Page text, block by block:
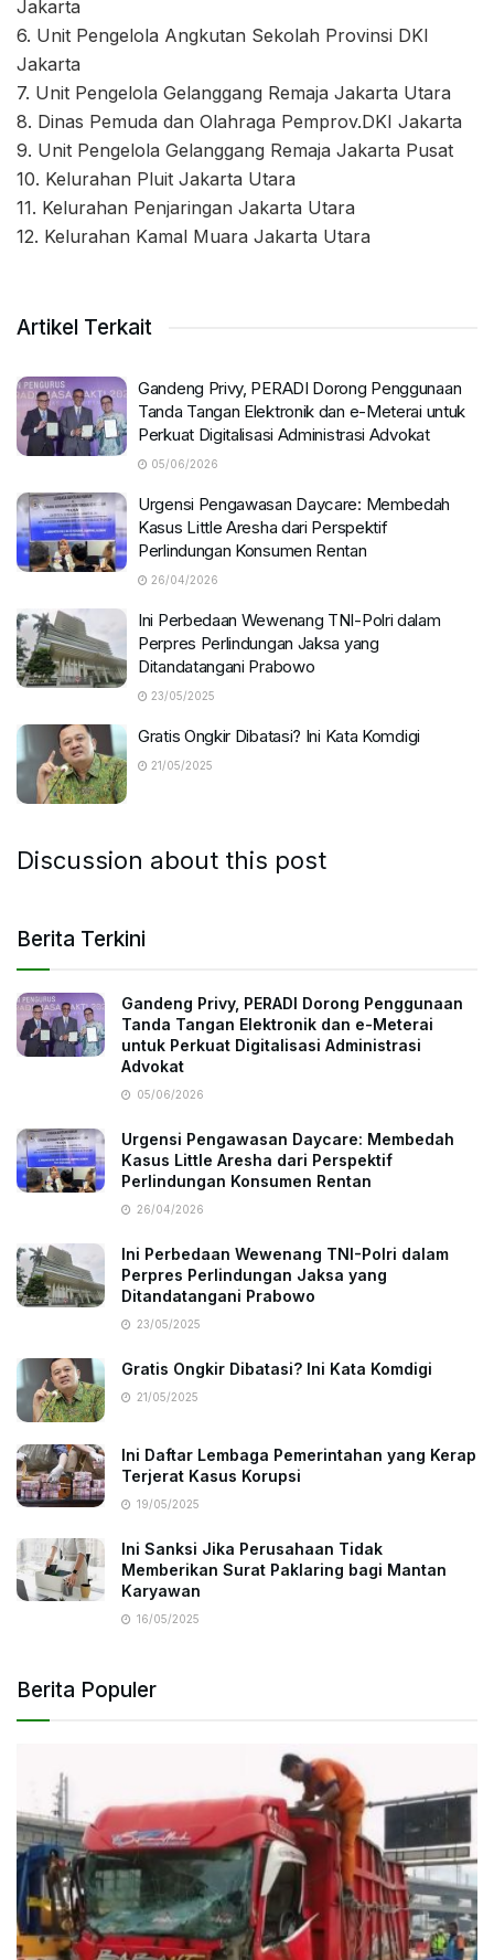
Jakarta
6.⁠ ⁠Unit Pengelola Angkutan Sekolah Provinsi DKI
Jakarta
7.⁠ ⁠Unit Pengelola Gelanggang Remaja Jakarta Utara
8.⁠ ⁠Dinas Pemuda dan Olahraga Pemprov.DKI Jakarta
9.⁠ ⁠Unit Pengelola Gelanggang Remaja Jakarta Pusat
10.⁠ ⁠Kelurahan Pluit Jakarta Utara
11.⁠ ⁠Kelurahan Penjaringan Jakarta Utara
12.⁠ ⁠Kelurahan Kamal Muara Jakarta Utara
Artikel Terkait
Gandeng Privy, PERADI Dorong Penggunaan
Tanda Tangan Elektronik dan e-Meterai untuk
Perkuat Digitalisasi Administrasi Advokat
05/06/2026
Urgensi Pengawasan Daycare: Membedah
Kasus Little Aresha dari Perspektif
Perlindungan Konsumen Rentan
26/04/2026
Ini Perbedaan Wewenang TNI-Polri dalam
Perpres Perlindungan Jaksa yang
Ditandatangani Prabowo
23/05/2025
Gratis Ongkir Dibatasi? Ini Kata Komdigi
21/05/2025
Discussion about this post
Berita Terkini
Gandeng Privy, PERADI Dorong Penggunaan
Tanda Tangan Elektronik dan e-Meterai
untuk Perkuat Digitalisasi Administrasi
Advokat
05/06/2026
Urgensi Pengawasan Daycare: Membedah
Kasus Little Aresha dari Perspektif
Perlindungan Konsumen Rentan
26/04/2026
Ini Perbedaan Wewenang TNI-Polri dalam
Perpres Perlindungan Jaksa yang
Ditandatangani Prabowo
23/05/2025
Gratis Ongkir Dibatasi? Ini Kata Komdigi
21/05/2025
Ini Daftar Lembaga Pemerintahan yang Kerap
Terjerat Kasus Korupsi
19/05/2025
Ini Sanksi Jika Perusahaan Tidak
Memberikan Surat Paklaring bagi Mantan
Karyawan
16/05/2025
Berita Populer